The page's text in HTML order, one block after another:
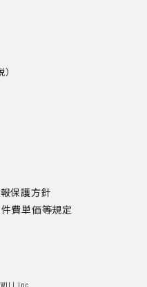
保護方針
費単価等規定
Inc.